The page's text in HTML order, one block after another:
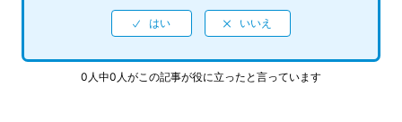
【PS5/ソニック × シャドウ ジェネレーションズ】トロフィ
0人中0人がこの記事が役に立ったと言っています